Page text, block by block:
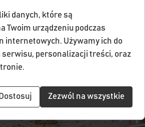
danych, które są
Twoim urządzeniu podczas
internetowych. Używamy ich do
serwisu, personalizacji treści, oraz
Dostosuj Zezwól na wszystkie